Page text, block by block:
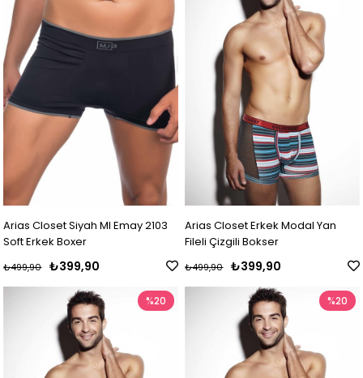
Arias Closet Siyah MI Emay 2103
Soft Erkek Boxer
₺399,90
₺499,90
Arias Closet Erkek Modal Yan
Fileli Çizgili Bokser
₺399,90
₺499,90
%20 %20